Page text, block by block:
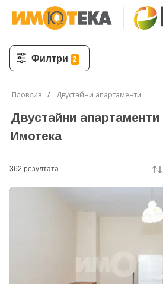
Филтри 2
Пловдив Двустайни апартаменти
Двустайни
Имотека
362 резултатa